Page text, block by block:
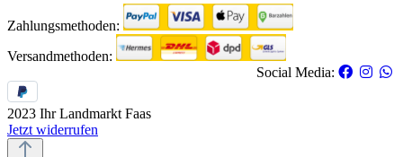
Zahlungsmethoden:
Versandmethoden:
Social Media:
2023 Ihr Landmarkt Faas
Jetzt widerrufen